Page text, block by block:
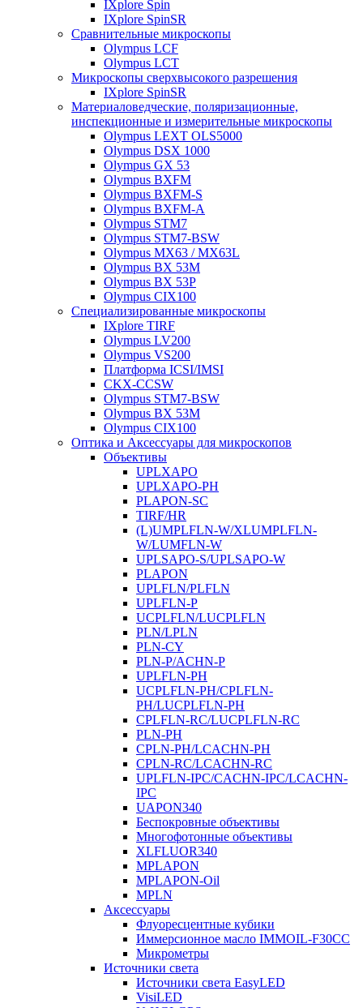
IXplore Spin
IXplore SpinSR
Сравнительные микроскопы
Olympus LCF
Olympus LCT
Микроскопы сверхвысокого разрешения
IXplore SpinSR
Материаловедческие, поляризационные,
инспекционные и измерительные микроскопы
Olympus LEXT OLS5000
Olympus DSX 1000
Olympus GX 53
Olympus BXFM
Olympus BXFM-S
Olympus BXFM-A
Olympus STM7
Olympus STM7-BSW
Olympus MX63 / MX63L
Olympus BX 53M
Olympus BX 53P
Olympus CIX100
Специализированные микроскопы
IXplore TIRF
Olympus LV200
Olympus VS200
Платформа ICSI/IMSI
CKX-CCSW
Olympus STM7-BSW
Olympus BX 53M
Olympus CIX100
Оптика и Аксессуары для микроскопов
Объективы
UPLXAPO
UPLXAPO-PH
PLAPON-SC
TIRF/HR
(L)UMPLFLN-W/XLUMPLFLN-
W/LUMFLN-W
UPLSAPO-S/UPLSAPO-W
PLAPON
UPLFLN/PLFLN
UPLFLN-P
UCPLFLN/LUCPLFLN
PLN/LPLN
PLN-CY
PLN-P/ACHN-P
UPLFLN-PH
UCPLFLN-PH/CPLFLN-
PH/LUCPLFLN-PH
CPLFLN-RC/LUCPLFLN-RC
PLN-PH
CPLN-PH/LCACHN-PH
CPLN-RC/LCACHN-RC
UPLFLN-IPC/CACHN-IPC/LCACHN-
IPC
UAPON340
Беспокровные объективы
Многофотонные объективы
XLFLUOR340
MPLAPON
MPLAPON-Oil
MPLN
Аксессуары
Флуоресцентные кубики
Иммерсионное масло IMMOIL-F30CC
Микрометры
Источники света
Источники света EasyLED
VisiLED